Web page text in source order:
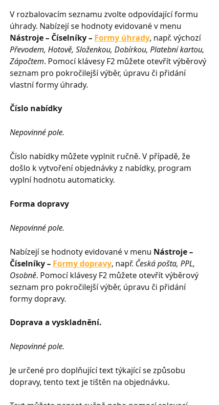
V rozbalovacím seznamu zvolte odpovídající formu
úhrady. Nabízejí se hodnoty evidované v menu
Nástroje – Číselníky – Formy úhrady, např. výchozí
Převodem, Hotově, Složenkou, Dobírkou, Platební kartou,
Zápočtem. Pomocí klávesy F2 můžete otevřít výběrový
seznam pro pokročilejší výběr, úpravu či přidání
vlastní formy úhrady.
Číslo nabídky
Nepovinné pole.
Číslo nabídky můžete vyplnit ručně. V případě, že
došlo k vytvoření objednávky z nabídky, program
vyplní hodnotu automaticky.
Forma dopravy
Nepovinné pole.
Nabízejí se hodnoty evidované v menu Nástroje –
Číselníky – Formy dopravy, např. Česká pošta, PPL,
Osobně. Pomocí klávesy F2 můžete otevřít výběrový
seznam pro pokročilejší výběr, úpravu či přidání
formy dopravy.
Doprava a vyskladnění.
Nepovinné pole.
Je určené pro doplňující text týkající se způsobu
dopravy, tento text je tištěn na objednávku.